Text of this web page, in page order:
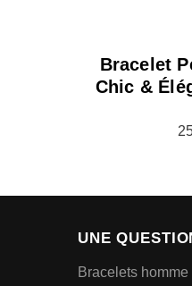
Bracelet
Chic &
UNE
Bracelets homme